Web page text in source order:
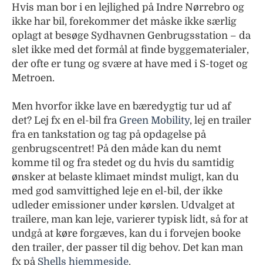
Hvis man bor i en lejlighed på Indre Nørrebro og
ikke har bil, forekommer det måske ikke særlig
oplagt at besøge Sydhavnen Genbrugsstation – da
slet ikke med det formål at finde byggematerialer,
der ofte er tung og svære at have med i S-toget og
Metroen.
Men hvorfor ikke lave en bæredygtig tur ud af
det? Lej fx en el-bil fra Green Mobility, lej en trailer
fra en tankstation og tag på opdagelse på
genbrugscentret! På den måde kan du nemt
komme til og fra stedet og du hvis du samtidig
ønsker at belaste klimaet mindst muligt, kan du
med god samvittighed leje en el-bil, der ikke
udleder emissioner under kørslen. Udvalget at
trailere, man kan leje, varierer typisk lidt, så for at
undgå at køre forgæves, kan du i forvejen booke
den trailer, der passer til dig behov. Det kan man
fx på Shells hjemmeside.